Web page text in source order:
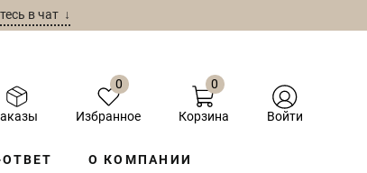
в чат ↓
0
Избранное
0
Корзина Войти
О КОМПАНИИ